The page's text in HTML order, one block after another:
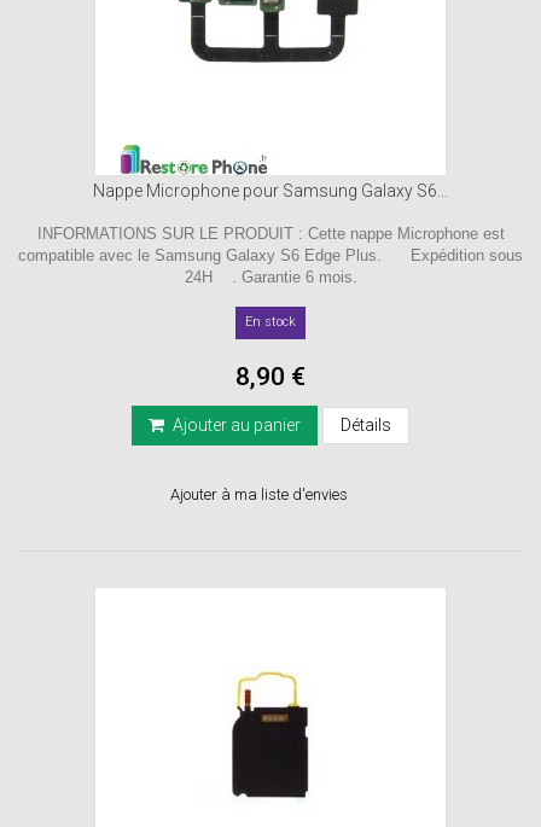
Nappe Microphone pour Samsung Galaxy S6...
INFORMATIONS SUR LE PRODUIT : Cette nappe Microphone est
compatible avec le Samsung Galaxy S6 Edge Plus. Expédition sous
24H . Garantie 6 mois.
En stock
8,90 €
Ajouter au panier Détails
Ajouter à ma liste d'envies